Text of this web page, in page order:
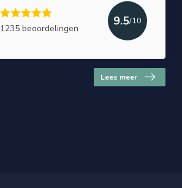
1235 beoordelingen
9.5/10
Lees meer